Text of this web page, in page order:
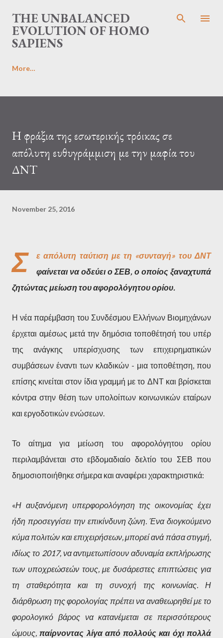
Skip to main content
THE UNBALANCED
EVOLUTION OF HOMO
SAPIENS
More…
Η φράξια της εσωτερικής τρόικας σε
απόλυτη ευθυγράμμιση με την μαφία του
ΔΝΤ
November 25, 2016
Σ
ε απόλυτη ταύτιση με τη «συνταγή» του ΔΝΤ
φαίνεται να οδεύει ο ΣΕΒ, ο οποίος ξαναχτυπά
ζητώντας μείωση του αφορολόγητου ορίου.
Η νέα παρέμβαση του Συνδέσμου Ελλήνων Βιομηχάνων
έρχεται αμέσως μετά την δημόσια τοποθέτησή του υπέρ
της ανάγκης υπερίσχυσης των επιχειρηματικών
συμβάσεων έναντι των κλαδικών - μια τοποθέτηση, που
επίσης κινείται στον ίδια γραμμή με το ΔΝΤ και βρίσκεται
κόντρα στην θέση των υπολοίπων κοινωνικών εταίρων
και εργοδοτικών ενώσεων.
Το αίτημα για μείωση του αφορολόγητου ορίου
περιλαμβάνεται στο εβδομαδιαίο δελτίο του ΣΕΒ που
δημοσιοποιήθηκε σήμερα και αναφέρει χαρακτηριστικά:
«Η αυξανόμενη υπερφορολόγηση της οικονομίας έχει
ήδη προσεγγίσει την επικίνδυνη ζώνη. Ένα διογκούμενο
κύμα πολιτών και επιχειρήσεων, μπορεί ανά πάσα στιγμή,
ιδίως το 2017, να αντιμετωπίσουν αδυναμία εκπλήρωσης
των υποχρεώσεών τους, με δυσάρεστες επιπτώσεις για
τη σταθερότητα και τη συνοχή της κοινωνίας. Η
διάρθρωση της φορολογίας πρέπει να αναθεωρηθεί με το
φορολογικό βάρος να κατανέμεται σε περισσότερους
ώμους, παίρνοντας λίγα από πολλούς και όχι πολλά